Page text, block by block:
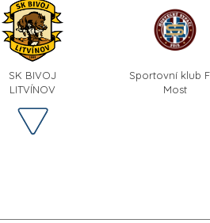
SK BIVOJ
LITVÍNOV
Sportovní klub
Most